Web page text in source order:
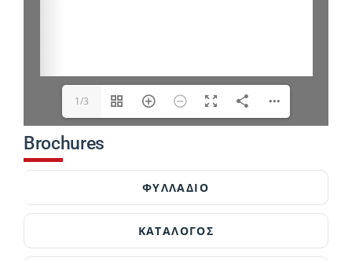
1/3
Brochures
ΦΥΛΛΑΔΙΟ
ΚΑΤΑΛΟΓΟΣ